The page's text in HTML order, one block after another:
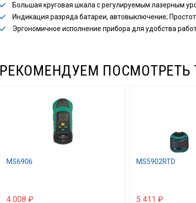
Большая круговая шкала с регулируемым лазерным
Индикация разряда батареи, автовыключение;
Эргономичное исполнение прибора для удобства
РЕКОМЕНДУЕМ ПОСМОТРЕТЬ
MS6906
4 008 ₽
MS5902RTD
5 411 ₽